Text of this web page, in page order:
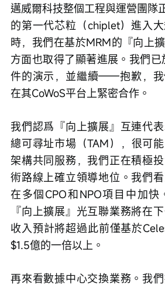
邁威爾科技整個工程與運營團隊
的第一代芯粒（chiplet）進入
時，我們在基於MRM的『向上
方面也取得了顯著進展。我們
件的演示，並繼續——抱歉，我
在其CoWoS平台上緊密合作。
我們認爲『向上擴展』互連代
總可尋址市場（TAM），很可
架構共同服務，我們正在積極
術路線上確立領導地位。我們
在多個CPO和NPO項目中加
『向上擴展』光互聯業務將在
收入預計將超過此前僅基於
$1.5億的一倍以上。
再來看數據中心交換業務。我